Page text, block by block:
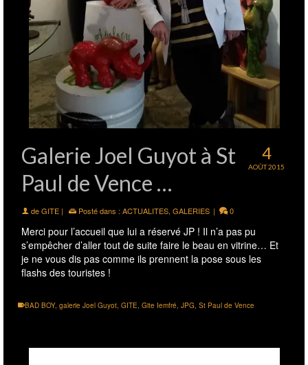
4
AOÛT 2015
Galerie Joel Guyot à St
Paul de Vence …
deGITE | Posté dans : ACTUALITES, GALERIES | 0
Merci pour l’accueil que lui a réservé JP ! Il n’a pas pu
s’empêcher d’aller tout de suite faire le beau en vitrine… Et
je ne vous dis pas comme ils prennent la pose sous les
flashs des touristes !
BAD BOY, galerie Joel Guyot, GITE, Gite Iemfré, JPG, St Paul de Vence